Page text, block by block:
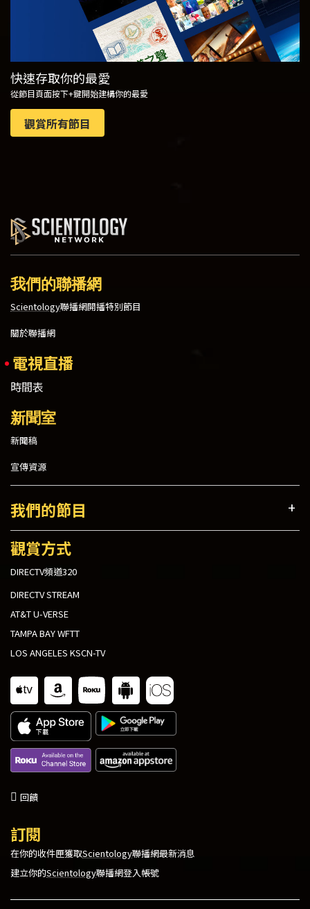
快速存取你的最愛
從節目頁面按下+鍵開始建構你的最愛
觀賞所有節目
我們的聯播網
Scientology聯播網開播特別節目
關於聯播網
電視直播
時間表
新聞室
新聞稿
宣傳資源
我們的節目
觀賞方式
DIRECTV頻道320
DIRECTV STREAM
AT&T U-VERSE
TAMPA BAY WFTT
LOS ANGELES KSCN-TV
回饋
訂閱
在你的收件匣獲取Scientology聯播網最新消息
建立你的Scientology聯播網登入帳號